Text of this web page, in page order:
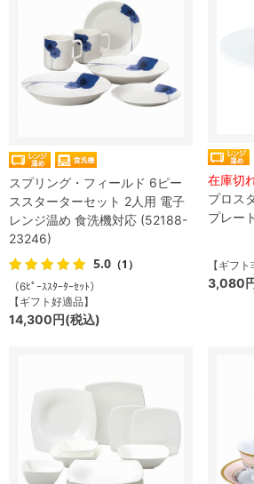
スプリング・フィールド 6ピー
ススターターセット 2人用 電子
レンジ温め 食洗機対応 (52188-
23246)
5.0 （1）
（6ﾋﾟｰｽｽﾀｰﾀｰｾｯﾄ）
【ギフト好適品】
14,300円(税込)
在庫切
プロス
プレー
【ギフト
3,080